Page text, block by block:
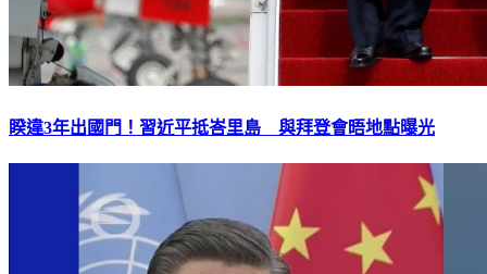
睽違3年出國門！習近平抵峇里島 與拜登會晤地點曝光